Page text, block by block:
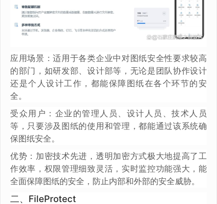
应用场景：适用于各类企业中对图纸安全性要求较高
的部门，如研发部、设计部等，无论是团队协作设计
还是个人设计工作，都能保障图纸在各个环节的安
全。
受众用户：企业的管理人员、设计人员、技术人员
等，只要涉及图纸的使用和管理，都能通过该系统确
保图纸安全。
优势：加密技术先进，透明加密方式极大地提高了工
作效率，权限管理细致灵活，实时监控功能强大，能
全面保障图纸的安全，防止内部和外部的安全威胁。
二、FileProtect